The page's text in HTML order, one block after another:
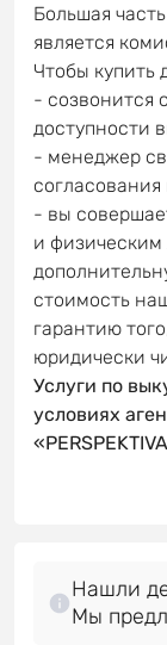
Большая
является
Чтобы купить
- созвонится
доступности
- менеджер
согласования
- вы
и
стоимость
гарантию
юридически
Услуги по
условиях
Нашли
Мы